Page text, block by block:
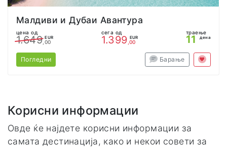
Малдиви и Дубаи Авантура
цена од
1.649 EUR
,00
сега од
1.399 EUR
,00
траење
11 дена
Погледни Барање
Корисни информации
Овде ќе најдете корисни информации за
самата дестинација, како и некои совети за